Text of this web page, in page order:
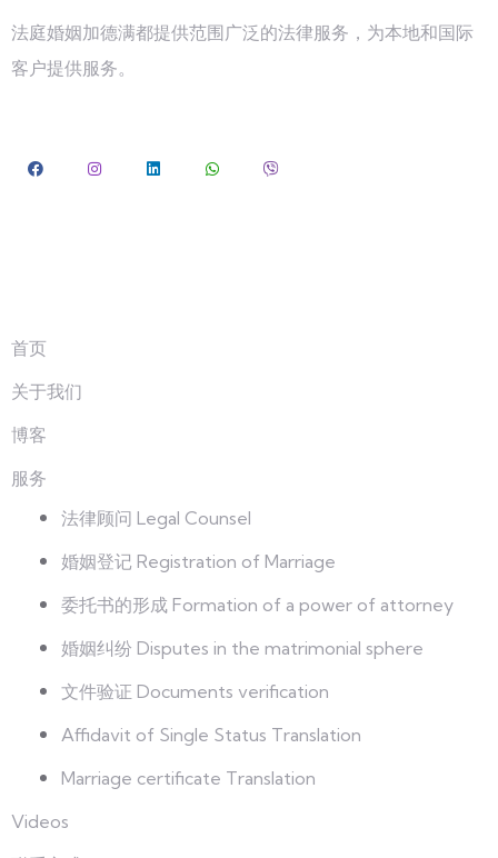
法庭婚姻加德满都提供范围广泛的法律服务，为本地和国际
客户提供服务。
首页
关于我们
博客
服务
法律顾问 Legal Counsel
婚姻登记 Registration of Marriage
委托书的形成 Formation of a power of attorney
婚姻纠纷 Disputes in the matrimonial sphere
文件验证 Documents verification
Affidavit of Single Status Translation
Marriage certificate Translation
Videos